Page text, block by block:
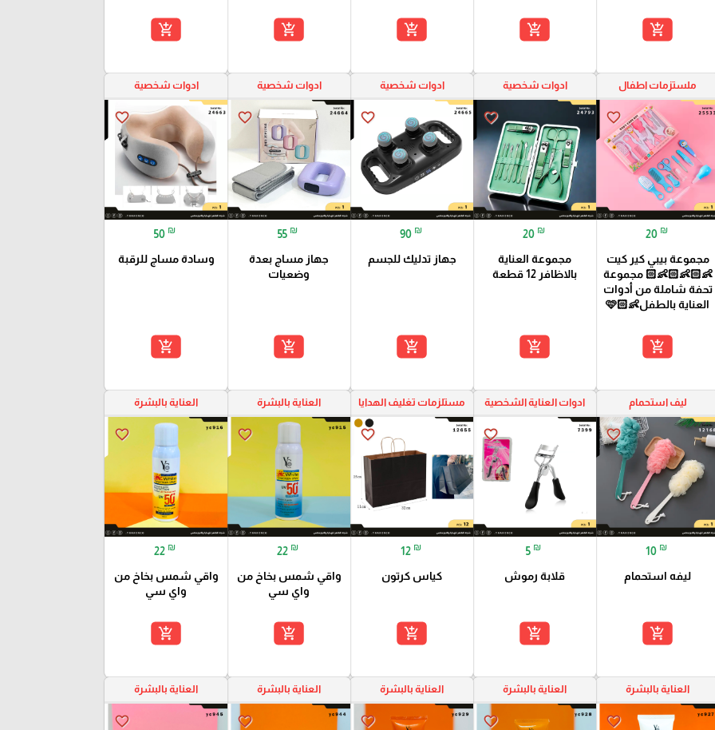
add_shopping_cart
add_shopping_cart
add_shopping_cart
add_shopping_cart
add_shopping_cart
ملستزمات اطفال
favorite_border
20 ₪
مجموعة بيبي كير كيت
👶🏻👶🏻👶🏻 مجموعة
تحفة شاملة من أدوات
العناية بالطفل👶🏻🩷
add_shopping_cart
ادوات شخصية
favorite_border
20 ₪
مجموعة العناية
بالاظافر 12 قطعة
add_shopping_cart
ادوات شخصية
favorite_border
90 ₪
جهاز تدليك للجسم
add_shopping_cart
ادوات شخصية
favorite_border
55 ₪
جهاز مساج بعدة
وضعيات
add_shopping_cart
ادوات شخصية
favorite_border
50 ₪
وسادة مساج للرقبة
add_shopping_cart
ليف استحمام
favorite_border
10 ₪
ليفه استحمام
add_shopping_cart
ادوات العناية الشخصية
favorite_border
5 ₪
قلابة رموش
add_shopping_cart
مستلزمات تغليف الهدايا
favorite_border
12 ₪
كياس كرتون
add_shopping_cart
العناية بالبشرة
favorite_border
22 ₪
واقي شمس بخاخ من
واي سي
add_shopping_cart
العناية بالبشرة
favorite_border
22 ₪
واقي شمس بخاخ من
واي سي
add_shopping_cart
العناية بالبشرة
favorite_border
العناية بالبشرة
favorite_border
العناية بالبشرة
favorite_border
العناية بالبشرة
favorite_border
العناية بالبشرة
favorite_border